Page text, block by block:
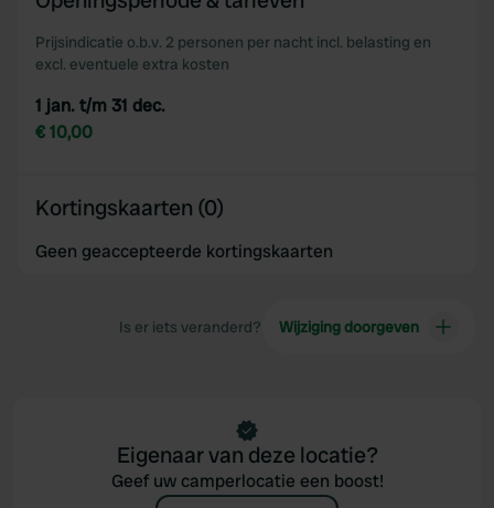
Prijsindicatie o.b.v. 2 personen per nacht incl. belasting en
excl. eventuele extra kosten
1 jan. t/m 31 dec.
€ 10,00
Kortingskaarten (0)
Geen geaccepteerde kortingskaarten
Is er iets veranderd? Wijziging doorgeven
Eigenaar van deze locatie?
Geef uw camperlocatie een boost!